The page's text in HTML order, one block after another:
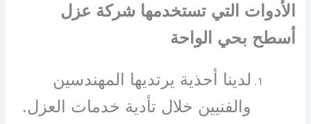
الأدوات التي تستخدمها شركة عزل
أسطح بحي الواحة
لدينا أحذية يرتديها المهندسين
والفنيين خلال تأدية خدمات العزل.